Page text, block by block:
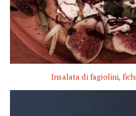
Insalata di fagiolini,